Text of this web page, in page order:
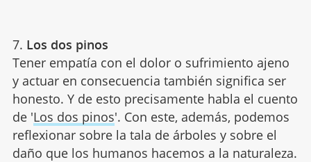
7. Los dos pinos
Tener empatía con el dolor o sufrimiento ajeno
y actuar en consecuencia también significa ser
honesto. Y de esto precisamente habla el cuento
de 'Los dos pinos'. Con este, además, podemos
reflexionar sobre la tala de árboles y sobre el
daño que los humanos hacemos a la naturaleza.